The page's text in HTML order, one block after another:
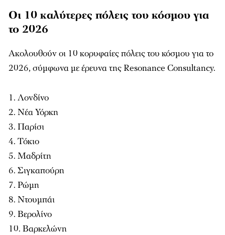
Οι 10 καλύτερες πόλεις του κόσμου για
το 2026
Ακολουθούν οι 10 κορυφαίες πόλεις του κόσμου για το
2026, σύμφωνα με έρευνα της Resonance Consultancy.​
Λονδίνο
Νέα Υόρκη
Παρίσι
Τόκιο
Μαδρίτη
Σιγκαπούρη
Ρώμη
Ντουμπάι
Βερολίνο
Βαρκελώνη